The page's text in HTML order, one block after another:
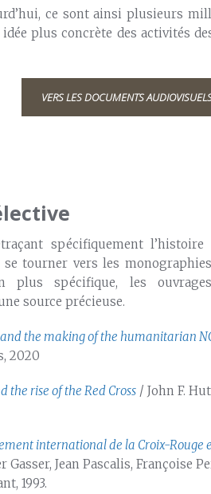
ce sont ainsi plusieurs
plus concrète des activités
VERS LES DOCUMENTS
spécifiquement
se tourner vers les
plus spécifique, les
source précieuse.
and the making of the humanitarian
2020
the rise of the Red Cross / John F.
international de la Croix-Rouge
Gasser, Jean Pascalis, Françoise
1993.